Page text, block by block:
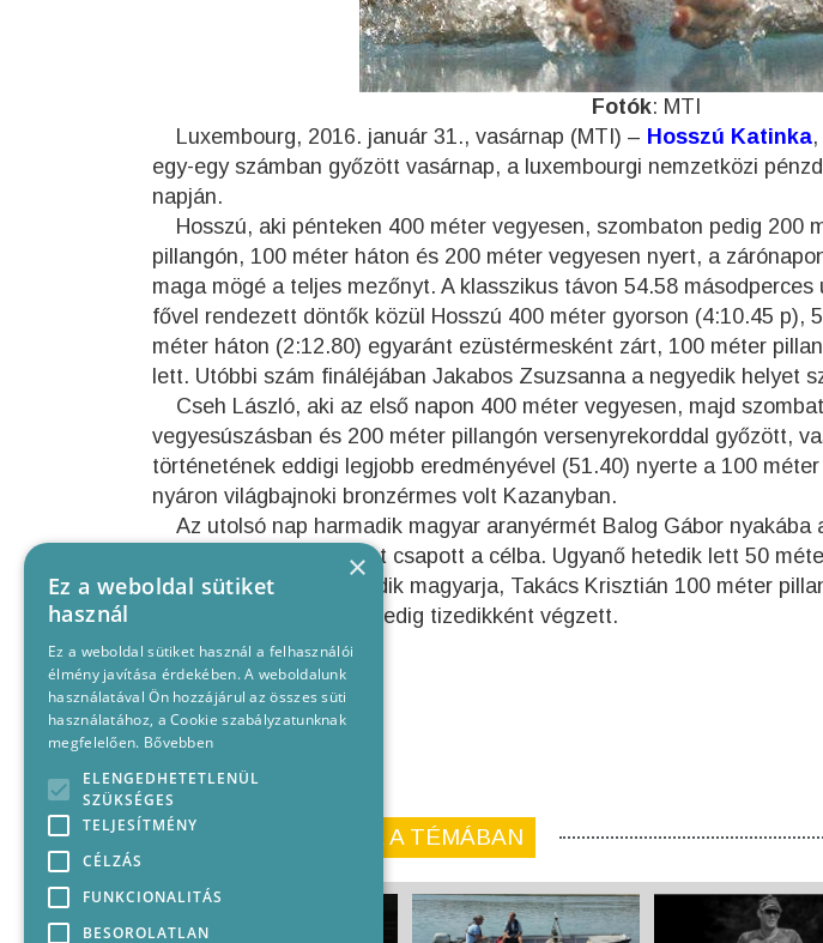
Fotók: MTI
Luxembourg, 2016. január 31., vasárnap (MTI) – Hosszú Katinka
egy-egy számban győzött vasárnap, a luxembourgi nemzetközi
napján.
Hosszú, aki pénteken 400 méter vegyesen, szombaton pedig 200
pillangón, 100 méter háton és 200 méter vegyesen nyert, a
maga mögé a teljes mezőnyt. A klasszikus távon 54.58
fővel rendezett döntők közül Hosszú 400 méter gyorson (4:10.45 p),
méter háton (2:12.80) egyaránt ezüstérmesként zárt, 100 méter
lett. Utóbbi szám fináléjában Jakabos Zsuzsanna a negyedik helyet
Cseh László, aki az első napon 400 méter vegyesen, majd
vegyesúszásban és 200 méter pillangón versenyrekorddal győzött,
történetének eddigi legjobb eredményével (51.40) nyerte a 100
nyáron világbajnoki bronzérmes volt Kazanyban.
Az utolsó nap harmadik magyar aranyérmét Balog Gábor nyakába
háton (2:01.81) elsőként csapott a célba. Ugyanő hetedik lett 50
A férfimezőny harmadik magyarja, Takács Krisztián 100 méter
méter gyorson (51.88) pedig tizedikként végzett.
KORÁBBI CIKKEINK A TÉMÁBAN
×
Ez a weboldal sütiket
használ
Ez a weboldal sütiket használ a felhasználói
élmény javítása érdekében. A weboldalunk
használatával Ön hozzájárul az összes süti
használatához, a Cookie szabályzatunknak
megfelelően. Bővebben
ELENGEDHETETLENÜL
SZÜKSÉGES
TELJESÍTMÉNY
CÉLZÁS
FUNKCIONALITÁS
BESOROLATLAN